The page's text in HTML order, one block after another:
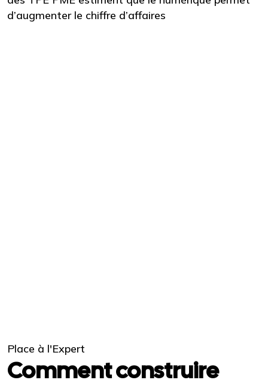
d’augmenter le chiffre d’affaires
Place à l'Expert
Comment construire